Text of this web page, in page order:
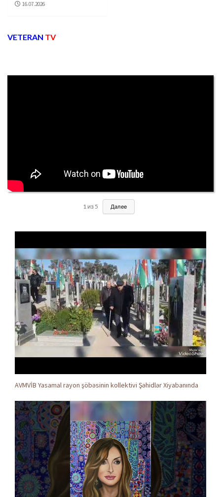
16.07.2026
VETERAN TV
1 из 5 Далее
AVMVİB Yasamal rayon şöbəsinin kollektivi Şəhidlər Xiyabanında